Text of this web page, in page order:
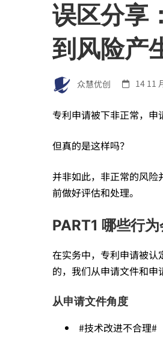
区
分
享：
非
正
常
的
风
误区分享
到风险产
众慧优创 14 11
专利申请被下非正常，
但真的是这样吗？
并非如此，非正常的风险
前做好评估和处理。
PART1 哪些行
在实务中，专利申请被
的，我们从申请文件和申
从申请文件角度
#技术改进不合理#